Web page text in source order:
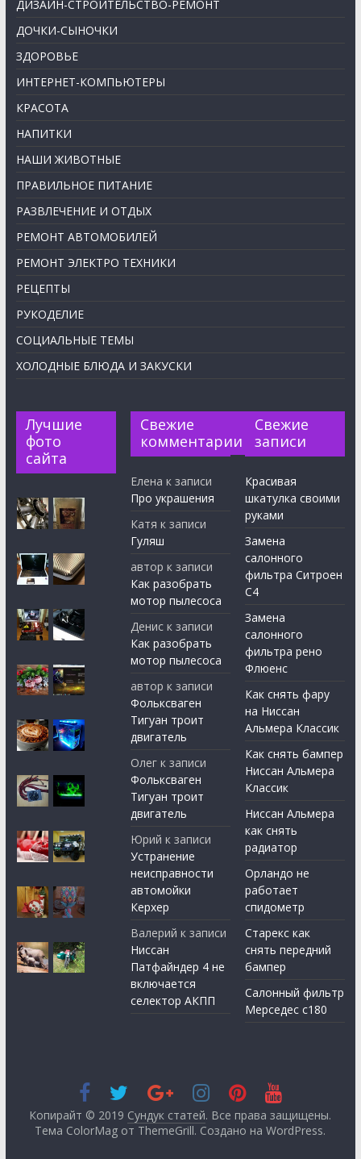
ДИЗАЙН-СТРОИТЕЛЬСТВО-РЕМОНТ
ДОЧКИ-СЫНОЧКИ
ЗДОРОВЬЕ
ИНТЕРНЕТ-КОМПЬЮТЕРЫ
КРАСОТА
НАПИТКИ
НАШИ ЖИВОТНЫЕ
ПРАВИЛЬНОЕ ПИТАНИЕ
РАЗВЛЕЧЕНИЕ И ОТДЫХ
РЕМОНТ АВТОМОБИЛЕЙ
РЕМОНТ ЭЛЕКТРО ТЕХНИКИ
РЕЦЕПТЫ
РУКОДЕЛИЕ
СОЦИАЛЬНЫЕ ТЕМЫ
ХОЛОДНЫЕ БЛЮДА И ЗАКУСКИ
Лучшие
фото
сайта
Свежие
комментарии
Елена к записи
Про украшения
Катя к записи
Гуляш
автор к записи
Как разобрать
мотор пылесоса
Денис к записи
Как разобрать
мотор пылесоса
автор к записи
Фольксваген
Тигуан троит
двигатель
Олег к записи
Фольксваген
Тигуан троит
двигатель
Юрий к записи
Устранение
неисправности
автомойки
Керхер
Валерий к записи
Ниссан
Патфайндер 4 не
включается
селектор АКПП
Свежие
записи
Красивая
шкатулка своими
руками
Замена
салонного
фильтра Ситроен
С4
Замена
салонного
фильтра рено
Флюенс
Как снять фару
на Ниссан
Альмера Классик
Как снять бампер
Ниссан Альмера
Классик
Ниссан Альмера
как снять
радиатор
Орландо не
работает
спидометр
Старекс как
снять передний
бампер
Салонный фильтр
Мерседес с180
Копирайт © 2019 Сундук статей. Все права защищены.
Тема ColorMag от ThemeGrill. Создано наWordPress.